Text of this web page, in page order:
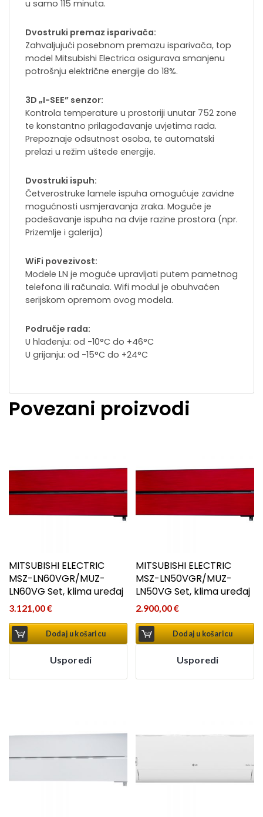
u samo 115 minuta.
Dvostruki premaz isparivača:
Zahvaljujući posebnom premazu isparivača, top
model Mitsubishi Electrica osigurava smanjenu
potrošnju električne energije do 18%.
3D „I-SEE” senzor:
Kontrola temperature u prostoriji unutar 752 zone
te konstantno prilagođavanje uvjetima rada.
Prepoznaje odsutnost osoba, te automatski
prelazi u režim uštede energije.
Dvostruki ispuh:
Četverostruke lamele ispuha omogućuje zavidne
mogućnosti usmjeravanja zraka. Moguće je
podešavanje ispuha na dvije razine prostora (npr.
Prizemlje i galerija)
WiFi povezivost:
Modele LN je moguće upravljati putem pametnog
telefona ili računala. Wifi modul je obuhvaćen
serijskom opremom ovog modela.
Područje rada:
U hlađenju: od -10°C do +46°C
U grijanju: od -15°C do +24°C
Povezani proizvodi
MITSUBISHI ELECTRIC
MSZ-LN60VGR/MUZ-
LN60VG Set, klima uređaj
3.121,00€
Dodaj u košaricu
Usporedi
MITSUBISHI ELECTRIC
MSZ-LN50VGR/MUZ-
LN50VG Set, klima uređaj
2.900,00€
Dodaj u košaricu
Usporedi